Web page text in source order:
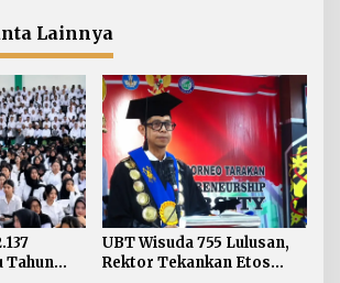
Menguat di Kaltara
Lainnya
Tahun
UBT Wisuda 755 Lulusan,
Rektor Tekankan Etos